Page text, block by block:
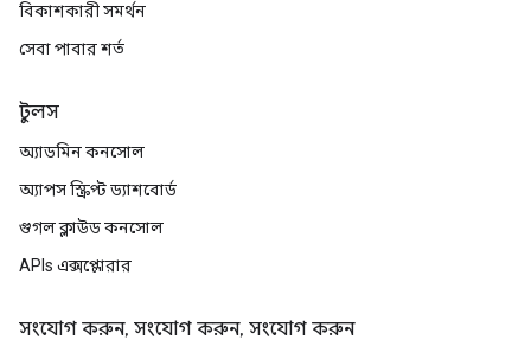
বিকাশকারী সমর্থন
সেবা পাবার শর্ত
টুলস
অ্যাডমিন কনসোল
অ্যাপস স্ক্রিপ্ট ড্যাশবোর্ড
গুগল ক্লাউড কনসোল
APIs এক্সপ্লোরার
সংযোগ করুন, সংযোগ করুন, সংযোগ করুন